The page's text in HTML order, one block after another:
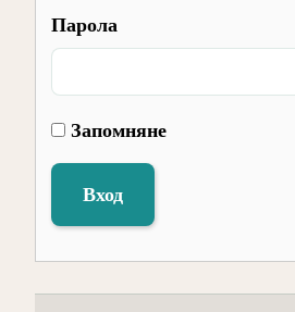
Парола
Запомняне
Вход